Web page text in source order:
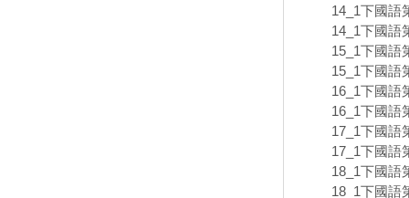
14_1下國語
14_1下國語
15_1下國語
15_1下國語
16_1下國語
16_1下國語
17_1下國語
17_1下國語
18_1下國語
18_1下國語